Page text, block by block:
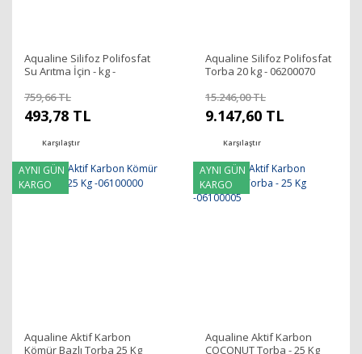
Aqualine Silifoz Polifosfat
Su Arıtma İçin - kg -
759,66 TL
493,78 TL
Karşılaştır
Aqualine Silifoz Polifosfat
Torba 20 kg - 06200070
15.246,00 TL
9.147,60 TL
Karşılaştır
AYNI GÜN
KARGO
Aqualine Aktif Karbon
Kömür Bazlı Torba 25 Kg
AYNI GÜN
KARGO
Aqualine Aktif Karbon
COCONUT Torba - 25 Kg